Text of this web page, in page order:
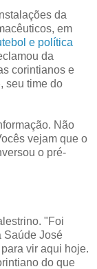
da
em
e política
da
corintianos e
seu time do
Não
vejam que o
o pré-
"Foi
Saúde José
vir aqui hoje.
do que